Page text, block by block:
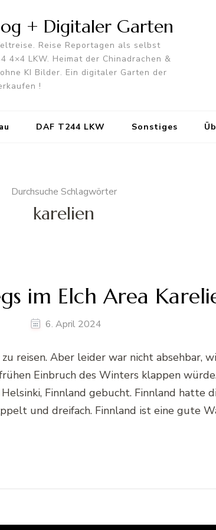
+ Digitaler Garten
Reise Reportagen als selbst
4×4 LKW. Heimat der Chinadrachen &
KI Bilder. Ein digitaler Garten der
!
DAF T244 LKW Sonstiges
Durchsuche Schlagwörter
karelien
im Elch Area
6. April 2024
reisen. Aber leider war nicht absehbar,
Einbruch des Winters klappen
Finnland gebucht. Finnland hatte
und dreifach. Finnland ist eine gute